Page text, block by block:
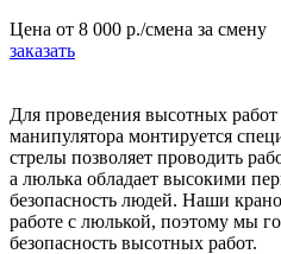
Цена от 8 000 р./смена за смену
заказать
Для проведения высотных
манипулятора монтируется
стрелы позволяет проводить
а люлька обладает высокими
безопасность людей. Наши
работе с люлькой, поэтому мы
безопасность высотных работ.